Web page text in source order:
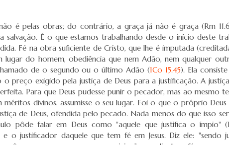
é pelas obras; do contrário, a graça já não é graça (Rm
É o que estamos trabalhando desde o início deste
Fé na obra suficiente de Cristo, que lhe é imputada
do homem, obediência que nem Adão, nem qualquer
de o segundo ou o último Adão (1Co 15.45). Ela
preço exigido pela justiça de Deus para a justificação. A
Para que Deus pudesse punir o pecador, mas ao mesmo
divinos, assumisse o seu lugar. Foi o que o próprio
de Deus, ofendida pelo pecado. Nada menos do que isso
pôde falar em Deus como "aquele que justifica o
o justificador daquele que tem fé em Jesus. Diz ele: "sendo